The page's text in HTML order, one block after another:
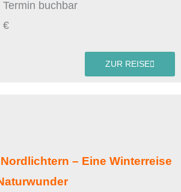
buchbar
€
ZUR REISE
– Eine Winterreise